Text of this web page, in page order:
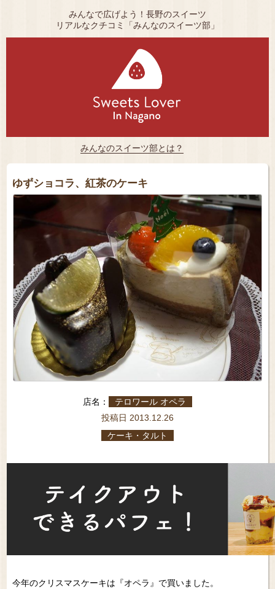
みんなで広げよう！長野のスイーツ
リアルなクチコミ「みんなのスイーツ部」
みんなのスイーツ部とは？
ゆずショコラ、紅茶のケーキ
店名： テロワール オペラ
投稿日 2013.12.26
ケーキ・タルト
今年のクリスマスケーキは『オペラ』で買いました。